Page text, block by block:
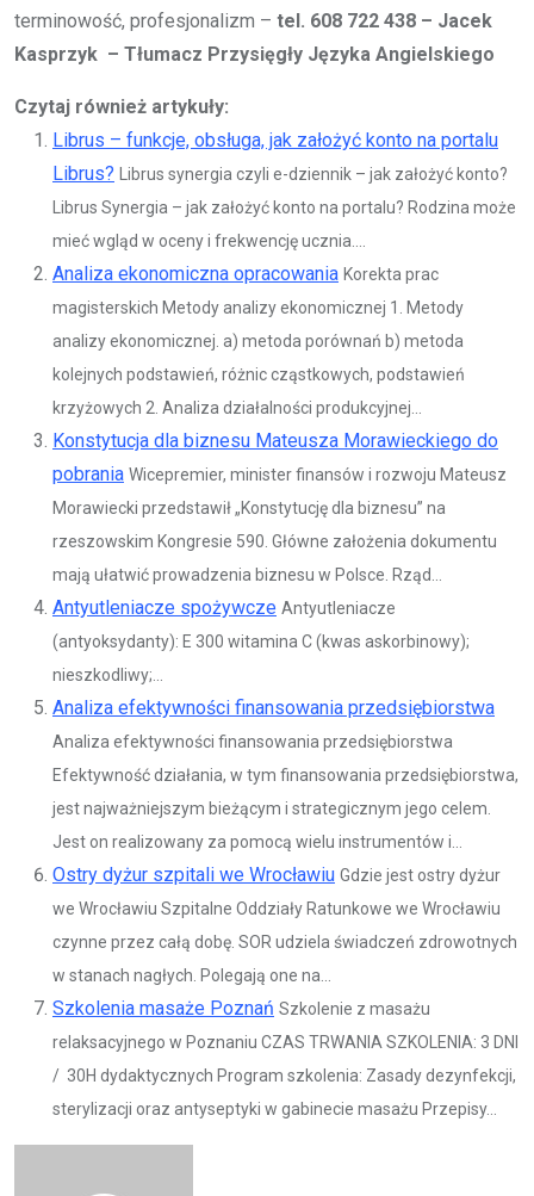
terminowość, profesjonalizm – tel. 608 722 438 – Jacek
Kasprzyk – Tłumacz Przysięgły Języka Angielskiego
Czytaj również artykuły:
Librus – funkcje, obsługa, jak założyć konto na portalu
Librus?
Librus synergia czyli e-dziennik – jak założyć konto?
Librus Synergia – jak założyć konto na portalu? Rodzina może
mieć wgląd w oceny i frekwencję ucznia....
Analiza ekonomiczna opracowania Korekta prac
magisterskich Metody analizy ekonomicznej 1. Metody
analizy ekonomicznej. a) metoda porównań b) metoda
kolejnych podstawień, różnic cząstkowych, podstawień
krzyżowych 2. Analiza działalności produkcyjnej...
Konstytucja dla biznesu Mateusza Morawieckiego do
pobrania Wicepremier, minister finansów i rozwoju Mateusz
Morawiecki przedstawił „Konstytucję dla biznesu” na
rzeszowskim Kongresie 590. Główne założenia dokumentu
mają ułatwić prowadzenia biznesu w Polsce. Rząd...
Antyutleniacze spożywcze Antyutleniacze
(antyoksydanty): E 300 witamina C (kwas askorbinowy);
nieszkodliwy;...
Analiza efektywności finansowania przedsiębiorstwa
Analiza efektywności finansowania przedsiębiorstwa
Efektywność działania, w tym finansowania przedsiębiorstwa,
jest najważniejszym bieżącym i strategicznym jego celem.
Jest on realizowany za pomocą wielu instrumentów i...
Ostry dyżur szpitali we Wrocławiu Gdzie jest ostry dyżur
we Wrocławiu Szpitalne Oddziały Ratunkowe we Wrocławiu
czynne przez całą dobę. SOR udziela świadczeń zdrowotnych
w stanach nagłych. Polegają one na...
Szkolenia masaże Poznań Szkolenie z masażu
relaksacyjnego w Poznaniu CZAS TRWANIA SZKOLENIA: 3 DNI
/ 30H dydaktycznych Program szkolenia: Zasady dezynfekcji,
sterylizacji oraz antyseptyki w gabinecie masażu Przepisy...